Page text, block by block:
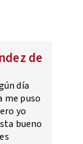
de
día
me puso
yo
bueno